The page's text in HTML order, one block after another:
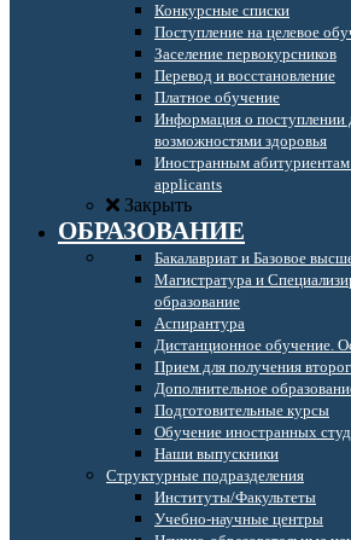
Конкурсные списки
Поступление на целевое
Заселение первокурсников
Перевод и восстановление
Платное обучение
Информация о поступлении
возможностями здоровья
Иностранным
applicants
Закрыть
ОБРАЗОВАНИЕ
Бакалавриат и Базовое
Магистратура и
образование
Аспирантура
Дистанционное обучение.
Прием для получения
Дополнительное
Подготовительные курсы
Обучение иностранных
Наши выпускники
Структурные подразделения
Институты/Факультеты
Учебно-научные центры